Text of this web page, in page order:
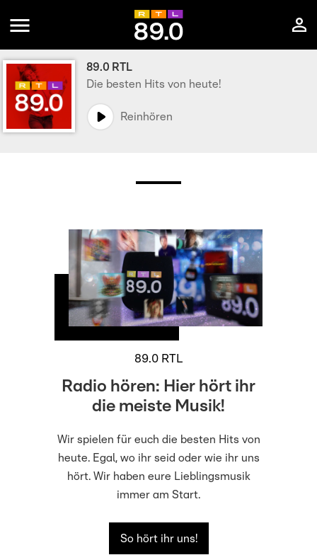
89.0 RTL
Die besten Hits von heute!
Reinhören
89.0 RTL
Radio hören: Hier hört ihr
die meiste Musik!
Wir spielen für euch die besten Hits von
heute. Egal, wo ihr seid oder wie ihr uns
hört. Wir haben eure Lieblingsmusik
immer am Start.
So hört ihr uns!